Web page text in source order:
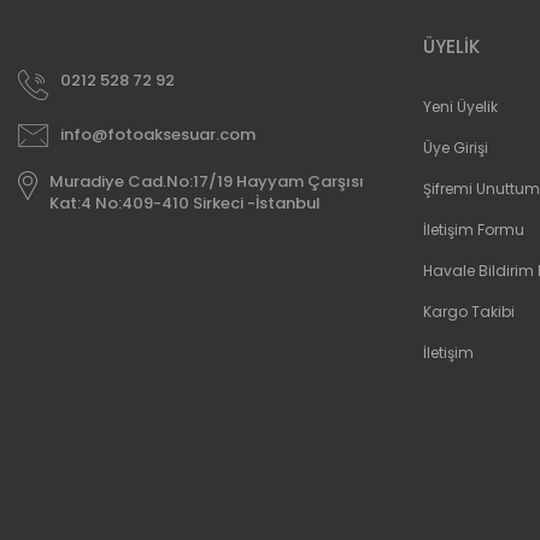
0212 528 72 92
info@fotoaksesuar.com
Muradiye Cad.No:17/19 Hayyam Çarşısı
Kat:4 No:409-410 Sirkeci -İstanbul
ÜYELİK
Yeni Üyelik
Üye Girişi
Şifremi Unuttum
İletişim Formu
Havale Bildirim
Kargo Takibi
İletişim